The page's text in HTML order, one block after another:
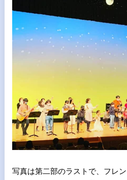
写真は第二部のラストで、フレ